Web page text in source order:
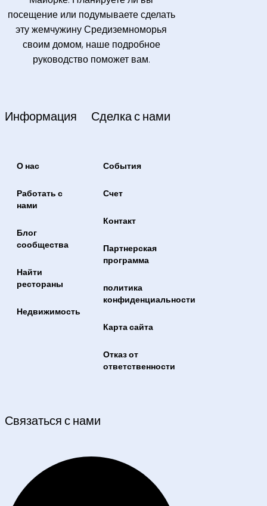
посещение или подумываете сделать
эту жемчужину Средиземноморья
своим домом, наше подробное
руководство поможет вам.
Информация
О нас
Работать с
нами
Блог
сообщества
Найти
рестораны
Недвижимость
Сделка с нами
События
Счет
Контакт
Партнерская
программа
политика
конфиденциальности
Карта сайта
Отказ от
ответственности
Связаться с нами